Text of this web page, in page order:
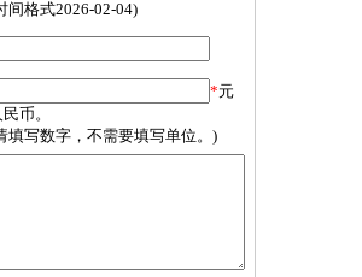
间格式2026-02-04)
*元
民币。
填写数字，不需要填写单位。)